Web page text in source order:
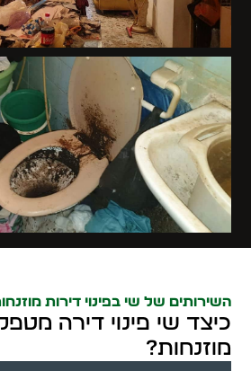
השירותים של שי בפינוי דירות
כיצד שי פינוי דירה
מוזנחות?